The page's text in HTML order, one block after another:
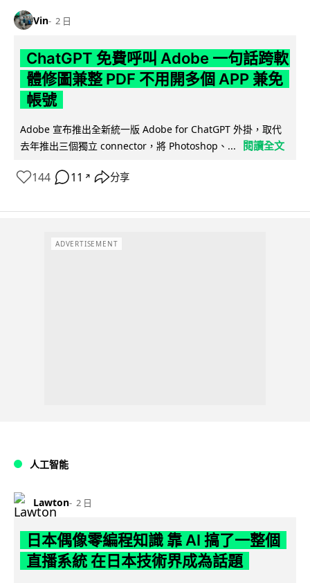
Vin 2 日
ChatGPT 免費呼叫 Adobe 一句話跨軟
體修圖兼整 PDF 不用開多個 APP 兼免
帳號
Adobe 宣布推出全新統一版 Adobe for ChatGPT 外掛，取代
去年推出三個獨立 connector，將 Photoshop、...
閱讀全文
144 11 ↗ 分享
ADVERTISEMENT
人工智能
Lawton 2 日
日本偶像零編程知識 靠 AI 搞了一整個
直播系統 在日本技術界成為話題